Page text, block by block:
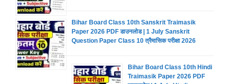
Bihar Board Class 10th Sanskrit Traimasik
Paper 2026 PDF डाउनलोड | 1 July Sanskrit
Question Paper Class 10 त्रैमासिक परीक्षा 2026
Bihar Board Class 10th Hindi
Traimasik Paper 2026 PDF